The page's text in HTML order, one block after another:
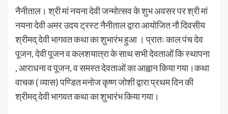
नैनीताल। श्री मां नयना देवी जन्मोत्सव के शुभ अवसर पर श्री मां
नयना देवी अमर उदय ट्रस्ट नैनीताल द्वारा आयोजित नौ दिवसीय
श्रीमद् देवी भागवत कथा का शुभारंभ हुआ । प्रातः काल पंच देव
पूजन, देवी पूजन व कलशयात्रा के साथ सभी देवताओं कि स्थापना
, आराधना व पूजन, व समस्त देवताओं का आह्वान किया गया।कथा
वाचक ( व्यास) पण्डित मनोज कृष्ण जोशी द्वारा प्रथम दिन की
श्रीमद् देवी भागवत कथा का शुभारंभ किया गया।